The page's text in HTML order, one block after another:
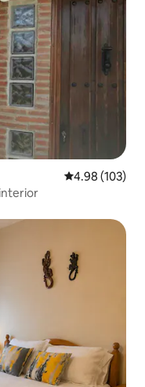
Calificación
4.98 (103)